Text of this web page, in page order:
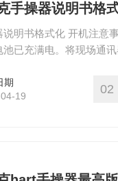
手操器说明书格
说明书格式化 开机注意
池已充满电。将现场通
场通讯器，可按住开关
期
19
02